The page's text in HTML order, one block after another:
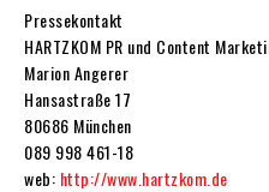
Pressekontakt
HARTZKOM PR und Content
Marion Angerer
Hansastraße 17
80686 München
089 998 461-18
web: http://www.hartzkom.de